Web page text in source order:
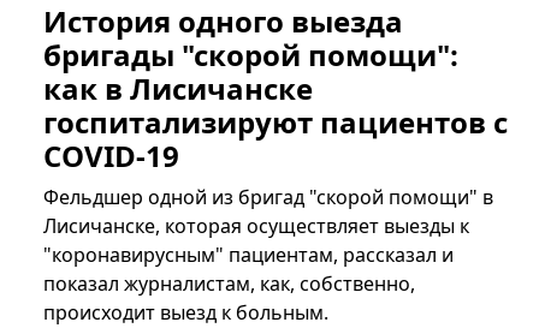
История одного выезда
бригады "скорой помощи":
как в Лисичанске
госпитализируют пациентов с
COVID-19
Фельдшер одной из бригад "скорой помощи" в
Лисичанске, которая осуществляет выезды к
"коронавирусным" пациентам, рассказал и
показал журналистам, как, собственно,
происходит выезд к больным.